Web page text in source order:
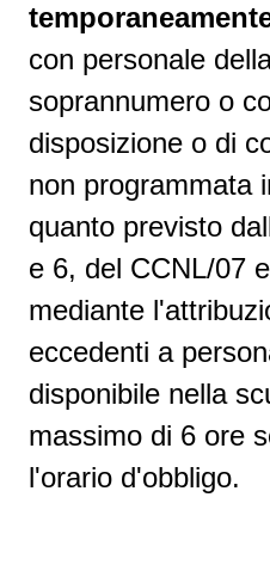
con personale
soprannumero o
disposizione o di
non programmata
quanto previsto
e 6, del CCNL/07
mediante
eccedenti a
disponibile nella
massimo di 6 ore
l'orario d'obbligo.